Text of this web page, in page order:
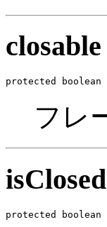
closable
protected boolean
フレ
isClosed
protected boolean